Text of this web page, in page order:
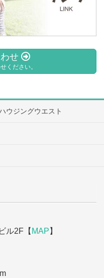
せ
ください。
ウジングウエスト
ル2F【 MAP 】